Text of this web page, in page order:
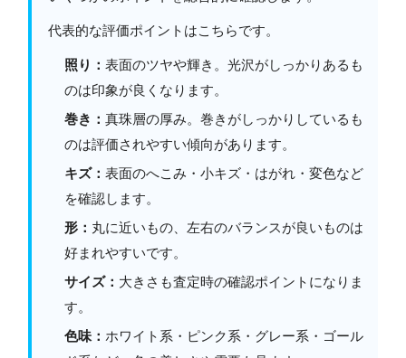
代表的な評価ポイントはこちらです。
照り： 表面のツヤや輝き。光沢がしっかりあるも
のは印象が良くなります。
巻き： 真珠層の厚み。巻きがしっかりしているも
のは評価されやすい傾向があります。
キズ： 表面のへこみ・小キズ・はがれ・変色など
を確認します。
形： 丸に近いもの、左右のバランスが良いものは
好まれやすいです。
サイズ： 大きさも査定時の確認ポイントになりま
す。
色味： ホワイト系・ピンク系・グレー系・ゴール